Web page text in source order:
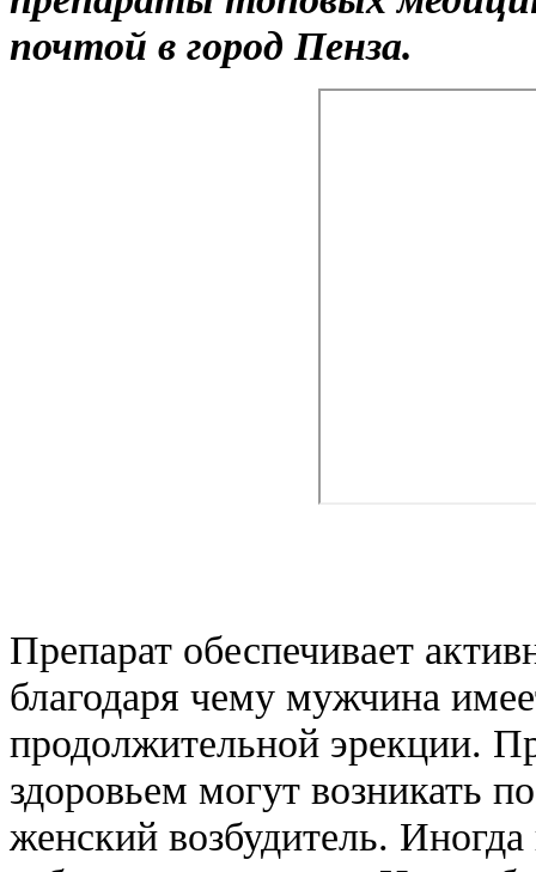
почтой в город Пенза.
Препарат обеспечивает
благодаря чему мужчина
продолжительной эрекции.
здоровьем могут возникать
женский возбудитель. Иногда